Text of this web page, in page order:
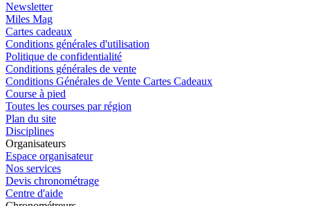
Newsletter
Miles Mag
Cartes cadeaux
Conditions générales d'utilisation
Politique de confidentialité
Conditions générales de vente
Conditions Générales de Vente Cartes Cadeaux
Course à pied
Toutes les courses par région
Plan du site
Disciplines
Organisateurs
Espace organisateur
Nos services
Devis chronométrage
Centre d'aide